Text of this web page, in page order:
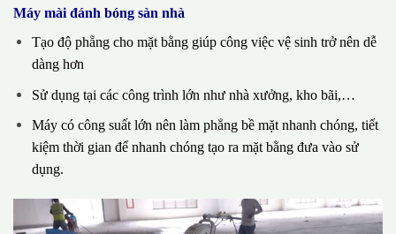
Máy mài đánh bóng sàn nhà
Tạo độ phẵng cho mặt bằng giúp công việc vệ sinh trở nên dễ
dàng hơn
Sử dụng tại các công trình lớn như nhà xưởng, kho bãi,…
Máy có công suất lớn nên làm phẳng bề mặt nhanh chóng, tiết
kiệm thời gian để nhanh chóng tạo ra mặt bằng đưa vào sử
dụng.